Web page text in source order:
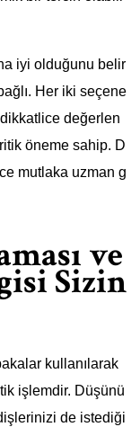
iyi olduğunu belir
Her iki seçene
dikkatlice değerlen
öneme sahip. D
mutlaka uzman g
ve
Sizin
kullanılarak
işlemdir. Düşünü
de istediği